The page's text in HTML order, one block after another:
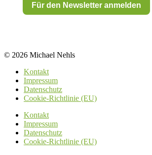
Für den Newsletter anmelden
© 2026 Michael Nehls
Kontakt
Impressum
Datenschutz
Cookie-Richtlinie (EU)
Kontakt
Impressum
Datenschutz
Cookie-Richtlinie (EU)